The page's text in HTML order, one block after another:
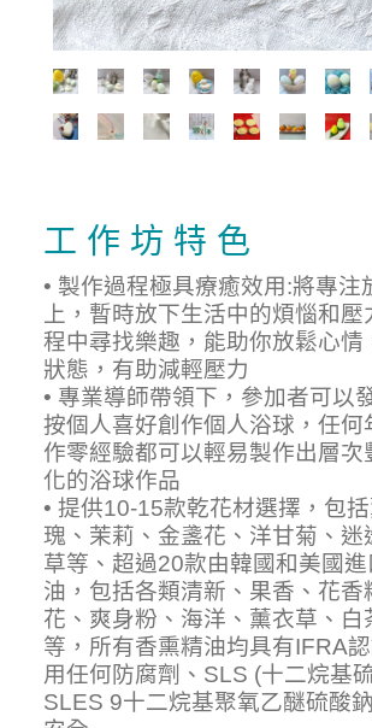
工 作 坊 特 色
• 製作過程極具療癒效用:將專注
上，暫時放下生活中的煩惱和壓
程中尋找樂趣，能助你放鬆心情
狀態，有助減輕壓力
• 專業導師帶領下，參加者可以
按個人喜好創作個人浴球，任何
作零經驗都可以輕易製作出層次
化的浴球作品
• 提供10-15款乾花材選擇，包
瑰、茉莉、金盞花、洋甘菊、迷
草等、超過20款由韓國和美國
油，包括各類清新、果香、花香
花、爽身粉、海洋、薰衣草、白
等，所有香熏精油均具有IFRA
用任何防腐劑、SLS (十二烷基
SLES 9十二烷基聚氧乙醚硫酸